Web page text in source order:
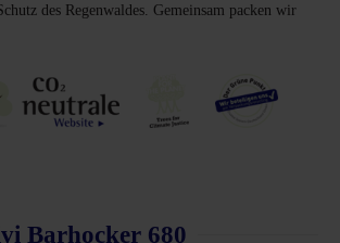
des Regenwaldes. Gemeinsam packen wir
Barhocker 680